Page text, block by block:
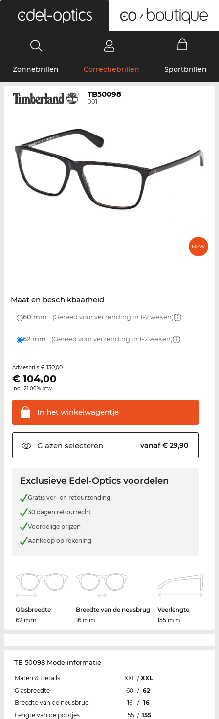
Zonnebrillen Correctiebrillen Sportbrillen
TB50098
001
Maat en beschikbaarheid
60 mm (Gereed voor verzending in 1-2 weken)
62 mm (Gereed voor verzending in 1-2 weken)
Adviesprijs € 130,00
€ 104,00
incl. 21.00% btw.
In hetwinkelwagentje
Glazen selecteren vanaf € 29,90
Exclusieve Edel-Optics voordelen
Gratis ver- en retourzending
30 dagen retourrecht
Voordelige prijzen
Aankoop op rekening
Glasbreedte
62 mm
Breedte van de neusbrug
16 mm
Veerlengte
155 mm
TB 50098 Modelinformatie
Maten & Details XXL / XXL
Glasbreedte
60 / 62
Breedte van de neusbrug
16 / 16
Lengte van de pootjes
155 / 155